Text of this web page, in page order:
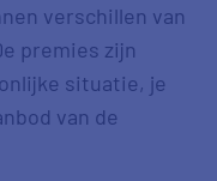
verschillen van
premies zijn
situatie, je
van de